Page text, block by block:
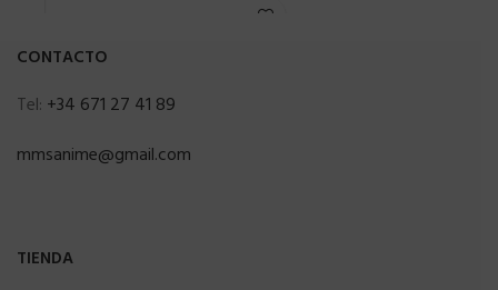
CONTACTO
Tel: +34 671 27 41 89
mmsanime@gmail.com
TIENDA